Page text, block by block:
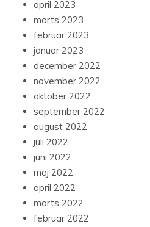
april 2023
marts 2023
februar 2023
januar 2023
december 2022
november 2022
oktober 2022
september 2022
august 2022
juli 2022
juni 2022
maj 2022
april 2022
marts 2022
februar 2022